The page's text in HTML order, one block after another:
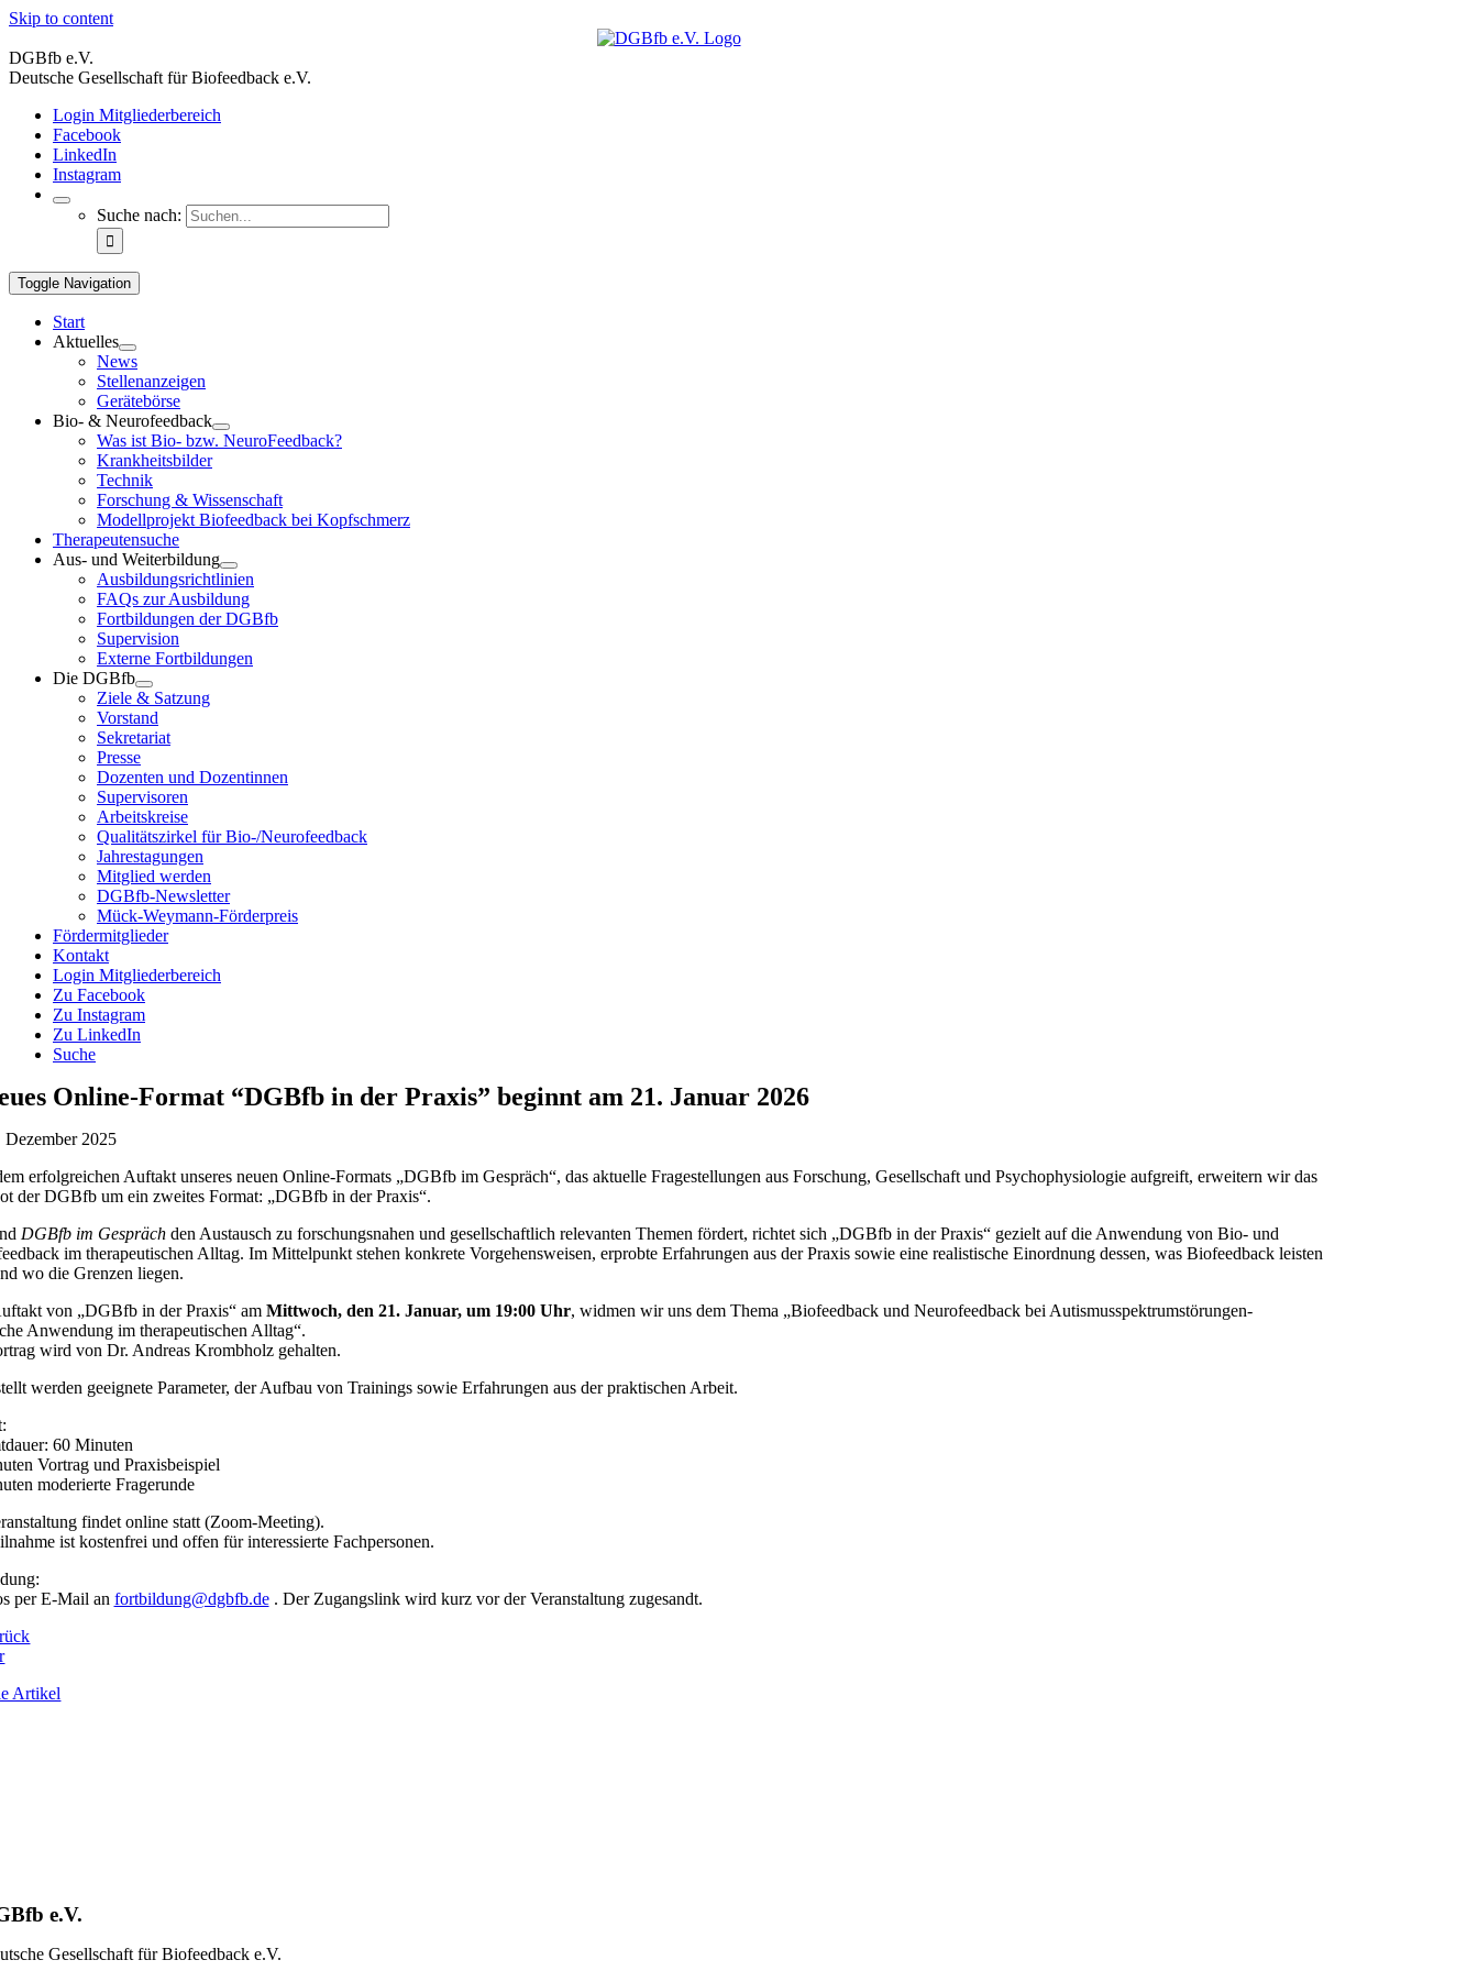
Skip to content
DGBfb e.V.
Deutsche Gesellschaft für Biofeedback e.V.
Login Mitgliederbereich
Facebook
LinkedIn
Instagram
Suche nach:
Toggle Navigation
Start
Aktuelles
News
Stellenanzeigen
Gerätebörse
Bio- & Neurofeedback
Was ist Bio- bzw. NeuroFeedback?
Krankheitsbilder
Technik
Forschung & Wissenschaft
Modellprojekt Biofeedback bei Kopfschmerz
Therapeutensuche
Aus- und Weiterbildung
Ausbildungsrichtlinien
FAQs zur Ausbildung
Fortbildungen der DGBfb
Supervision
Externe Fortbildungen
Die DGBfb
Ziele & Satzung
Vorstand
Sekretariat
Presse
Dozenten und Dozentinnen
Supervisoren
Arbeitskreise
Qualitätszirkel für Bio-/Neurofeedback
Jahrestagungen
Mitglied werden
DGBfb-Newsletter
Mück-Weymann-Förderpreis
Fördermitglieder
Kontakt
Login Mitgliederbereich
Zu Facebook
Zu Instagram
Zu LinkedIn
Suche
Online-Format “DGBfb in der Praxis” beginnt am 21. Januar 2026
Dezember 2025
erfolgreichen Auftakt unseres neuen Online-Formats „DGBfb im Gespräch“, das aktuelle Fragestellungen aus Forschung, Gesellschaft und Psychophysiologie aufgreift, erweitern wir das
der DGBfb um ein zweites Format: „DGBfb in der Praxis“.
DGBfb im Gesprächden Austausch zu forschungsnahen und gesellschaftlich relevanten Themen fördert, richtet sich „DGBfb in der Praxis“ gezielt auf die Anwendung von Bio- und
im therapeutischen Alltag. Im Mittelpunkt stehen konkrete Vorgehensweisen, erprobte Erfahrungen aus der Praxis sowie eine realistische Einordnung dessen, was Biofeedback leisten
wo die Grenzen liegen.
von „DGBfb in der Praxis“ am Mittwoch, den 21. Januar, um 19:00 Uhr, widmen wir uns dem Thema „Biofeedback und Neurofeedback bei Autismusspektrumstörungen-
Anwendung im therapeutischen Alltag“.
wird von Dr. Andreas Krombholz gehalten.
werden geeignete Parameter, der Aufbau von Trainings sowie Erfahrungen aus der praktischen Arbeit.
60 Minuten
Vortrag und Praxisbeispiel
moderierte Fragerunde
findet online statt (Zoom-Meeting).
ist kostenfrei und offen für interessierte Fachpersonen.
per E-Mail an fortbildung@dgbfb.de. Der Zugangslink wird kurz vor der Veranstaltung zugesandt.
Artikel
e.V.
Gesellschaft für Biofeedback e.V.